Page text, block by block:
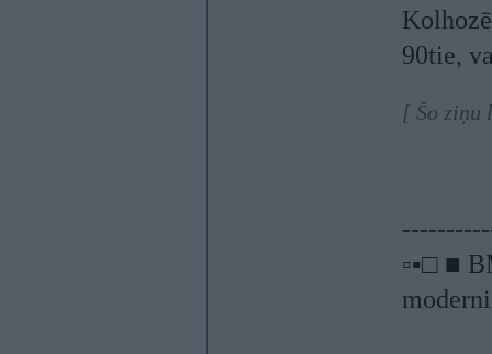
90tie,
[ Šo ziņu
▫▪□ ■